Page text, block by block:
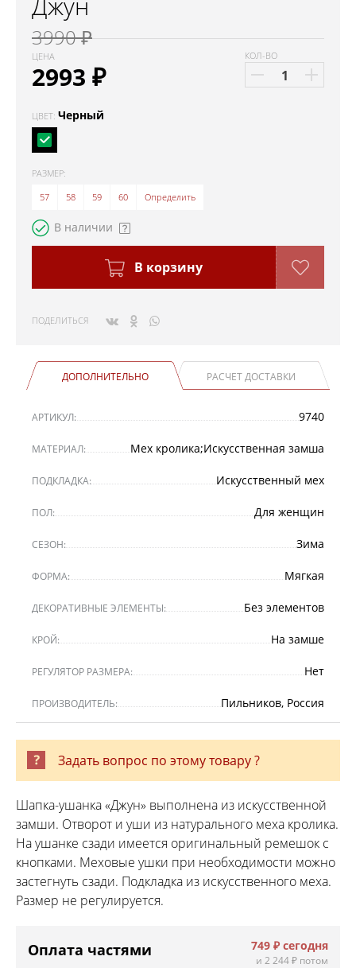
3990 ₽
ЦЕНА
2993 ₽
КОЛ-ВО
ЦВЕТ: Черный
РАЗМЕР:
57
58 59 60 Определить
В наличии
В корзину
ПОДЕЛИТЬСЯ
ДОПОЛНИТЕЛЬНО РАСЧЕТ ДОСТАВКИ
АРТИКУЛ: 9740
МАТЕРИАЛ: Мех кролика;Искусственная замша
ПОДКЛАДКА: Искусственный мех
ПОЛ: Для женщин
СЕЗОН: Зима
ФОРМА: Мягкая
ДЕКОРАТИВНЫЕ ЭЛЕМЕНТЫ: Без элементов
КРОЙ: На замше
РЕГУЛЯТОР РАЗМЕРА: Нет
ПРОИЗВОДИТЕЛЬ: Пильников, Россия
Задать вопрос по этому товару ?
Шапка-ушанка «Джун» выполнена из искусственной
замши. Отворот и уши из натурального меха кролика.
На ушанке сзади имеется оригинальный ремешок с
кнопками. Меховые ушки при необходимости можно
застегнуть сзади. Подкладка из искусственного меха.
Размер не регулируется.
Оплата частями 749 ₽ сегодня
и 2 244 ₽ потом